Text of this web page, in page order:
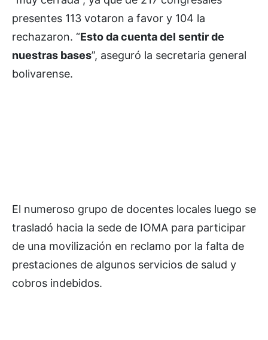
presentes 113 votaron a favor y 104 la
rechazaron. “Esto da cuenta del sentir de
nuestras bases”, aseguró la secretaria general
bolivarense.
El numeroso grupo de docentes locales luego se
trasladó hacia la sede de IOMA para participar
de una movilización en reclamo por la falta de
prestaciones de algunos servicios de salud y
cobros indebidos.